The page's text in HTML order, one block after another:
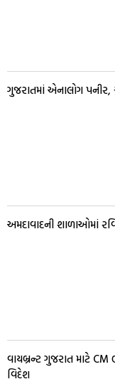
ગુજરાતમાં એનાલોગ
અમદાવાદની શાળાઓમાં
વાયબ્રન્ટ ગુજરાત માટે
વિદેશ